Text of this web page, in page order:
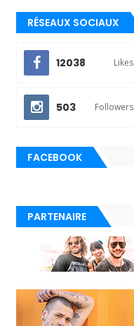
RÉSEAUX SOCIAUX
12038 Likes
503 Followers
FACEBOOK
PARTENAIRE